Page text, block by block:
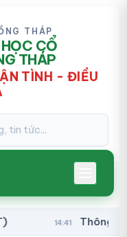
THÁP
CỔ
THÁP
TÌNH - ĐIỀU
Thông báo về